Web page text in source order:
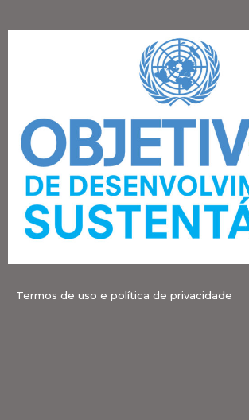
Termos de uso e política de privacidade